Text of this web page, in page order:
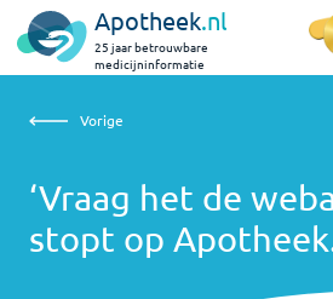
Apotheek.nl
25 jaar betrouwbare
medicijninformatie
‘Vraag het de webapotheker’
Vorige
‘Vraag het de
stopt op